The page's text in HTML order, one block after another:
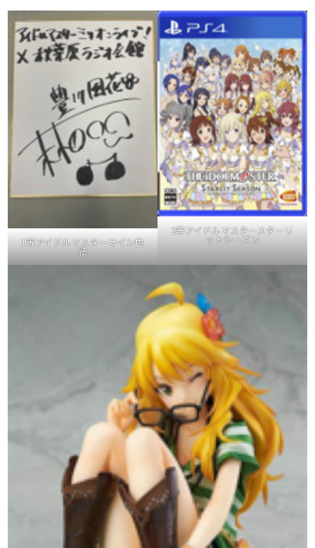
1等アイドルマスターサイン色
紙
2等アイドルマスタースターリ
ットシーズン